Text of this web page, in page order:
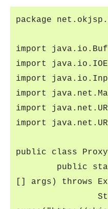
package
import
import
import
import
import
import
public class
public
[] args) throws